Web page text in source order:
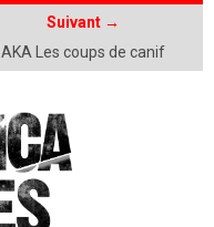
Suivant →
AKA Les coups de canif